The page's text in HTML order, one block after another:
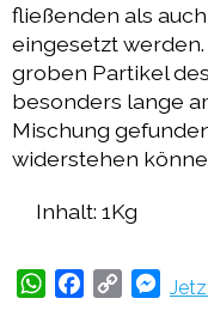
fließenden als
eingesetzt
groben Partikel
besonders lange
Mischung
widerstehen
Inhalt: 1Kg
WhatsApp
Facebook
Copy